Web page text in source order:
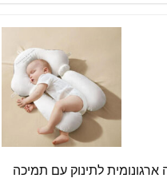
ארגונומית לתינוק עם תמיכה